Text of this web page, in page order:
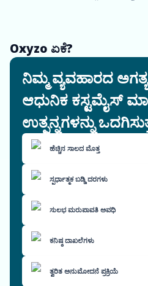
Oxyzo ಏಕೆ?
ನಿಮ್ಮ ವ್ಯವಹಾರದ
ಆಧುನಿಕ ಕಸ್ಟಮೈಸ್
ಉತ್ಪನ್ನಗಳನ್ನು
ಹೆಚ್ಚಿನ ಸಾಲದ ಮೊತ್ತ
ಸ್ಪರ್ಧಾತ್ಮಕ ಬಡ್ಡಿ ದರಗಳು
ಸುಲಭ ಮರುಪಾವತಿ ಅವಧಿ
ಕನಿಷ್ಠ ದಾಖಲೆಗಳು
ತ್ವರಿತ ಅನುಮೋದನೆ ಪ್ರಕ್ರಿಯೆ